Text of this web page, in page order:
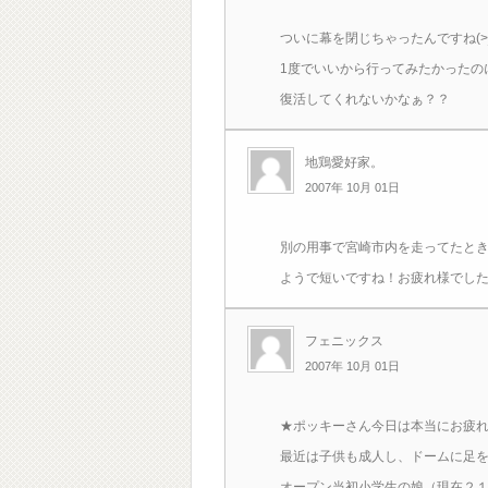
ついに幕を閉じちゃったんですね
1度でいいから行ってみたかった
復活してくれないかなぁ？？
地鶏愛好家。
2007年 10月 01日
別の用事で宮崎市内を走ってたと
ようで短いですね！お疲れ様でし
フェニックス
2007年 10月 01日
★ポッキーさん今日は本当にお疲
最近は子供も成人し、ドームに足